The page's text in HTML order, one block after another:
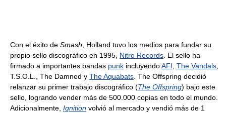
Con el éxito de Smash, Holland tuvo los medios para fundar su
propio sello discográfico en 1995, Nitro Records. El sello ha
firmado a importantes bandas punk incluyendoAFI, The Vandals,
T.S.O.L., The Damned y The Aquabats. The Offspring decidió
relanzar su primer trabajo discográfico (The Offspring) bajo este
sello, logrando vender más de 500.000 copias en todo el mundo.
Adicionalmente, Ignition volvió al mercado y vendió más de 1